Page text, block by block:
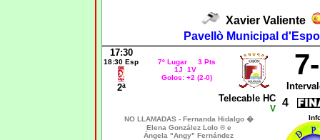
Xavier Valiente
Pavellò Municipal
17:30
18:30 Esp
2ª
7º Lugar 3 Pts
1J 1V
Golos: +2 (2-0)
7
Telecable HC
V 4
NO LLAMADAS - Fernanda Hidalgo �
Elena González Lolo ® e
Ángela "Angy" Fernández